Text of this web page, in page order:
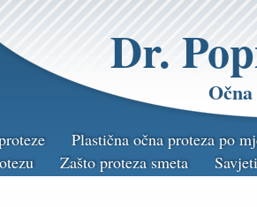
Dr.
Plastična očna proteza po
Zašto proteza smeta